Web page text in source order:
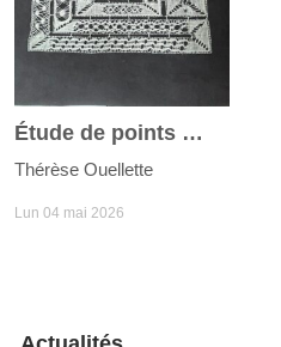
Étude de points Milanaise
Thérèse Ouellette
Lun 04 mai 2026